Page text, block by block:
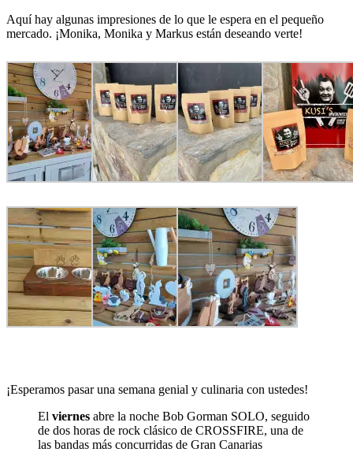
Aquí hay algunas impresiones de lo que le espera en el pequeño
mercado. ¡Monika, Monika y Markus están deseando verte!
¡Esperamos pasar una semana genial y culinaria con ustedes!
El viernes abre la noche Bob Gorman SOLO, seguido
de dos horas de rock clásico de CROSSFIRE, una de
las bandas más concurridas de Gran Canarias